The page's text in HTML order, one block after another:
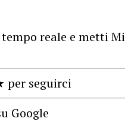
reale e metti Mi
per seguirci
Google